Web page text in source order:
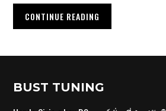
CONTINUE READING
BUST TUNING